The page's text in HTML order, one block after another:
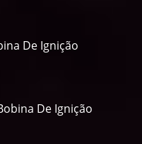
De Ignição
De Ignição